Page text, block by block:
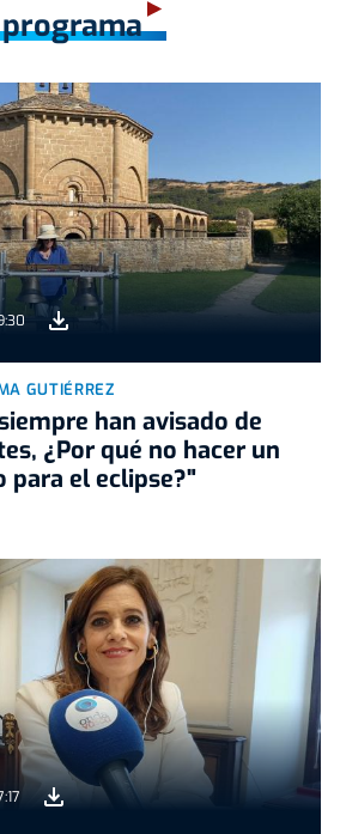
GUTIÉRREZ
han avisado de
¿Por qué no hacer un
para el eclipse?"